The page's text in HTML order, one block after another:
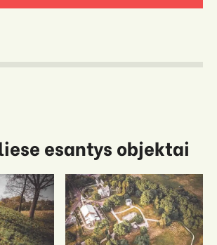
esantys objektai